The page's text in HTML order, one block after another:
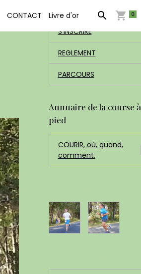
CONTACT Livre d'or 0
S'INSCRIRE
REGLEMENT
PARCOURS
Annuaire de la course à
pied
COURIR, où, quand,
comment.